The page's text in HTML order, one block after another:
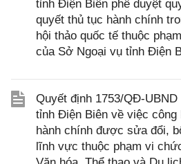
tỉnh Điện Biên phê duyệt
quyết thủ tục hành chính
hội thảo quốc tế thuộc
của Sở Ngoại vụ tỉnh Điện
Quyết định 1753/QĐ-
tỉnh Điện Biên về việc công
hành chính được sửa đổi,
lĩnh vực thuộc phạm vi